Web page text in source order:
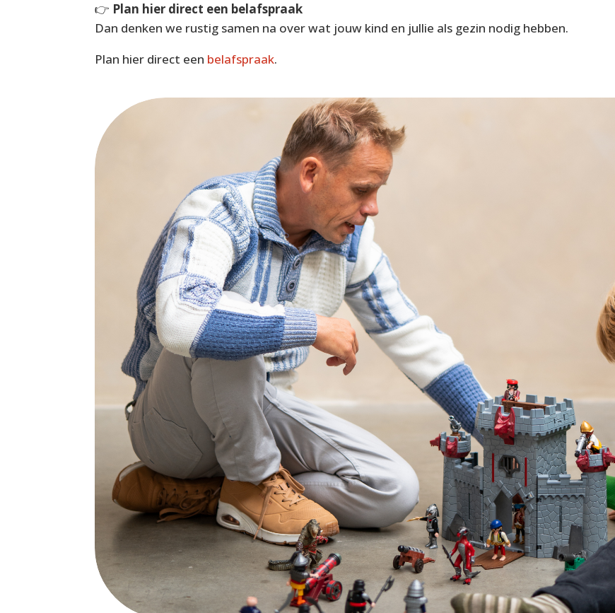
👉 Plan hier direct een belafspraak
Dan denken we rustig samen na over wat jouw kind en jullie als gezin nodig hebben.
Plan hier direct een belafspraak.